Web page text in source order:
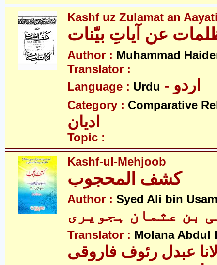
Kashf uz Zulamat an
عن آیاتِ بیّنات
Author : Muhammad
Translator :
Language : Urdu - اردو
Category : Comparative
ادیان
Topic :
Kashf-ul-Mehjoob
کشف المحجوب
Author : Syed Ali bin
بن عثمان ہجویری
Translator : Molana Abdul
عبدل رئوف فاروقی